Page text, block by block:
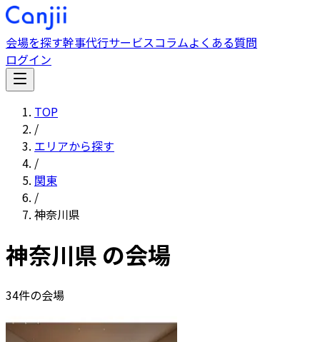
会場を探す幹事代行サービスコラムよくある質問
ログイン
TOP
/
エリアから探す
/
関東
/
神奈川県
神奈川県 の会場
34件の会場